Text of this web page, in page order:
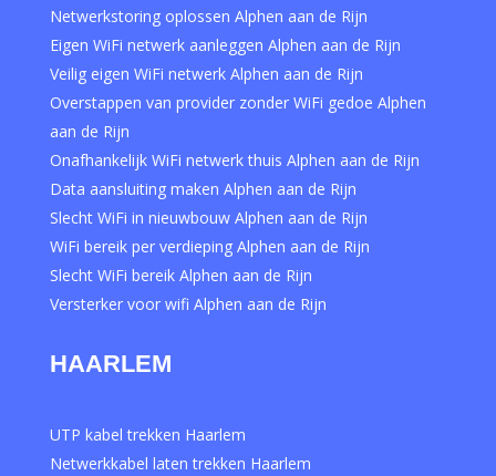
Netwerkstoring oplossen Alphen aan de Rijn
Eigen WiFi netwerk aanleggen Alphen aan de Rijn
Veilig eigen WiFi netwerk Alphen aan de Rijn
Overstappen van provider zonder WiFi gedoe Alphen
aan de Rijn
Onafhankelijk WiFi netwerk thuis Alphen aan de Rijn
Data aansluiting maken Alphen aan de Rijn
Slecht WiFi in nieuwbouw Alphen aan de Rijn
WiFi bereik per verdieping Alphen aan de Rijn
Slecht WiFi bereik Alphen aan de Rijn
Versterker voor wifi Alphen aan de Rijn
HAARLEM
UTP kabel trekken Haarlem
Netwerkkabel laten trekken Haarlem